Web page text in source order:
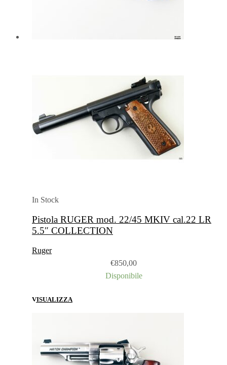
In Stock
Pistola RUGER mod. 22/45 MKIV cal.22 LR
5.5″ COLLECTION
Ruger
€850,00
Disponibile
VISUALIZZA